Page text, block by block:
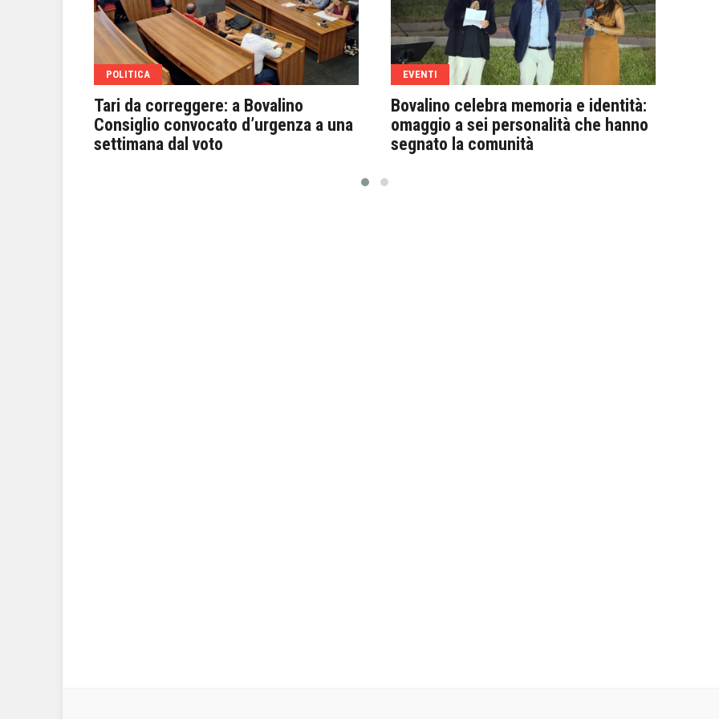
POLITICA
Tari da correggere: a Bovalino
Consiglio convocato d’urgenza a una
settimana dal voto
EVENTI
Bovalino celebra memoria e identità:
omaggio a sei personalità che hanno
segnato la comunità